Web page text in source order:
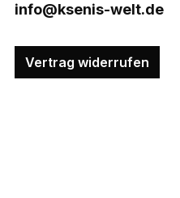
info@ksenis-welt.de
Vertrag widerrufen